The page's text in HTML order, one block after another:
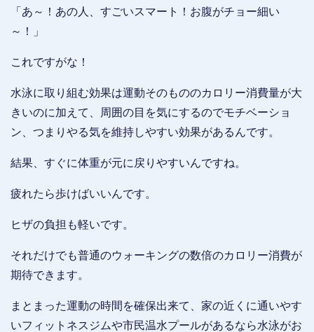
「あ～！あの人、すごいスマート！お腹がチョー細い
～！」
これですがな！
水泳に取り組む効果は運動そのもののカロリー消費量が大
きいのに加えて、周囲の目を気にするのでモチベーショ
ン、つまりやる気を維持しやすい効果があるんです。
結果、すぐに体重が元に戻りやすいんですね。
疲れたら歩けばいいんです。
ヒザの負担も軽いです。
それだけでも普通のウォーキングの数倍のカロリー消費が
期待できます。
まとまった運動の時間を確保出来て、家の近くに通いやす
いフィットネスジムや市民温水プールがあるなら水泳がお